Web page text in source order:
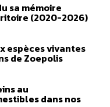
sa mémoire
(2020-2026)
espèces vivantes
de Zoepolis
au
dans nos